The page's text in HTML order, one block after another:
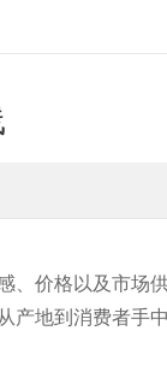
价格以及市场
地到消费者手